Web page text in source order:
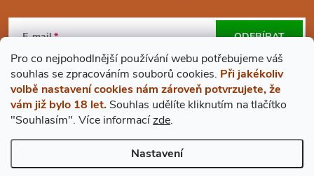
Pro co nejpohodlnější používání webu potřebujeme váš
souhlas se zpracováním souborů cookies. Při jakékoliv
volbě nastavení cookies nám zároveň potvrzujete, že
vám již bylo 18 let. Souhlas udělíte kliknutím na tlačítko
"Souhlasím". Více informacízde.
Nastavení
Á
P
A
T
E-mail
Vložením e-mailu souhlasíte spodmínkami ochrany osobních údajů
ODEBÍRAT
VŠE O NÁKUPU